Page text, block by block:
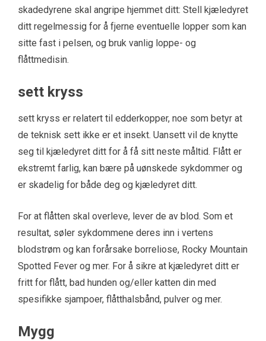
skadedyrene skal angripe hjemmet ditt: Stell kjæledyret
ditt regelmessig for å fjerne eventuelle lopper som kan
sitte fast i pelsen, og bruk vanlig loppe- og
flåttmedisin.
sett kryss
sett kryss er relatert til edderkopper, noe som betyr at
de teknisk sett ikke er et insekt. Uansett vil de knytte
seg til kjæledyret ditt for å få sitt neste måltid. Flått er
ekstremt farlig, kan bære på uønskede sykdommer og
er skadelig for både deg og kjæledyret ditt.
For at flåtten skal overleve, lever de av blod. Som et
resultat, søler sykdommene deres inn i vertens
blodstrøm og kan forårsake borreliose, Rocky Mountain
Spotted Fever og mer. For å sikre at kjæledyret ditt er
fritt for flått, bad hunden og/eller katten din med
spesifikke sjampoer, flåtthalsbånd, pulver og mer.
Mygg